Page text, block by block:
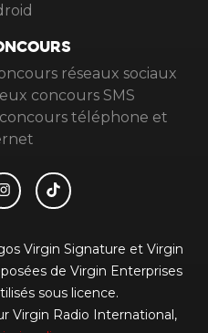
réseaux sociaux
concours SMS
téléphone et
Virgin Signature et Virgin
de Virgin Enterprises
sous licence.
Virgin Radio International,